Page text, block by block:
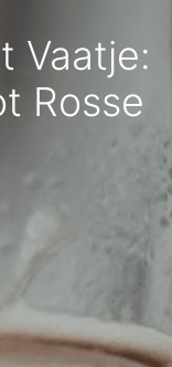
Vaatje:
Rosse